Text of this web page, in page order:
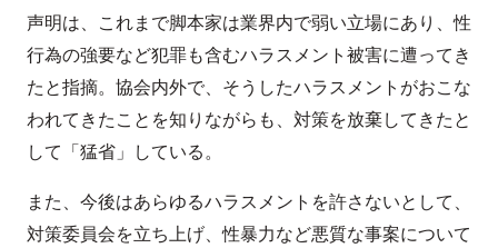
声明は、これまで脚本家は業界内で弱い立場にあり、性
行為の強要など犯罪も含むハラスメント被害に遭ってき
たと指摘。協会内外で、そうしたハラスメントがおこな
われてきたことを知りながらも、対策を放棄してきたと
して「猛省」している。
また、今後はあらゆるハラスメントを許さないとして、
対策委員会を立ち上げ、性暴力など悪質な事案について